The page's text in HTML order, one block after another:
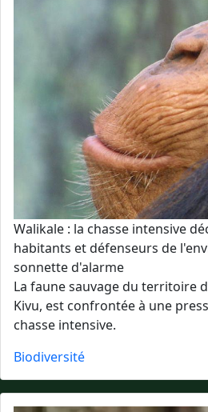
Walikale : la chasse intensive
habitants et défenseurs de
sonnette d'alarme
La faune sauvage du territoire
Kivu, est confrontée à une
chasse intensive.
Biodiversité